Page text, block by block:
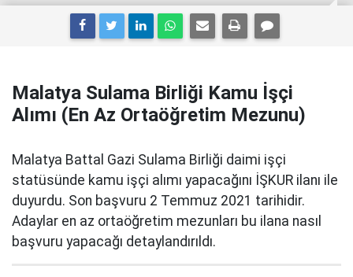
Malatya Sulama Birliği Kamu İşçi
Alımı (En Az Ortaöğretim Mezunu)
Malatya Battal Gazi Sulama Birliği daimi işçi
statüsünde kamu işçi alımı yapacağını İŞKUR ilanı ile
duyurdu. Son başvuru 2 Temmuz 2021 tarihidir.
Adaylar en az ortaöğretim mezunları bu ilana nasıl
başvuru yapacağı detaylandırıldı.